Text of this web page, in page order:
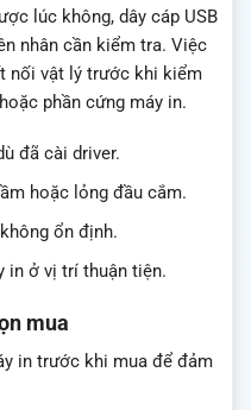
lúc không, dây cáp USB
nhân cần kiểm tra. Việc
nối vật lý trước khi kiểm
phần cứng máy in.
đã cài driver.
hoặc lỏng đầu cắm.
ổn định.
in ở vị trí thuận tiện.
mua
in trước khi mua để đảm